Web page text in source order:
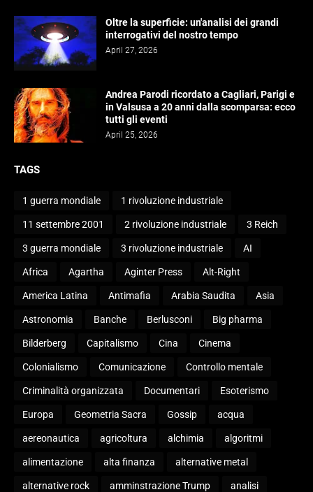
Oltre la superficie: un'analisi dei grandi
interrogativi del nostro tempo
April 27, 2026
Andrea Parodi ricordato a Cagliari, Parigi e
in Valsusa a 20 anni dalla scomparsa: ecco
tutti gli eventi
April 25, 2026
TAGS
1 guerra mondiale 1 rivoluzione industriale
11 settembre 2001 2 rivoluzione industriale 3 Reich
3 guerra mondiale 3 rivoluzione industriale AI
Africa Agartha Aginter Press Alt-Right
America Latina Antimafia Arabia Saudita Asia
Astronomia Banche Berlusconi Big pharma
Bilderberg Capitalismo Cina Cinema
Colonialismo Comunicazione Controllo mentale
Criminalità organizzata Documentari Esoterismo
Europa Geometria Sacra Gossip acqua
aereonautica agricoltura alchimia algoritmi
alimentazione alta finanza alternative metal
alternative rock amminstrazione Trump analisi